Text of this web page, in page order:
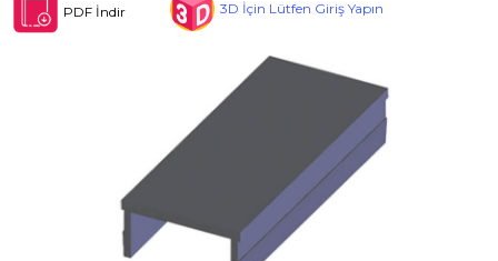
PDF İndir 3D İçin Lütfen Giriş Yapın